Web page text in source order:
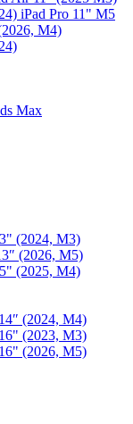
iPad Pro 11" M5
M4)
Max
(2024, M3)
(2026, M5)
(2025, M4)
(2024, M4)
(2023, M3)
(2026, M5)